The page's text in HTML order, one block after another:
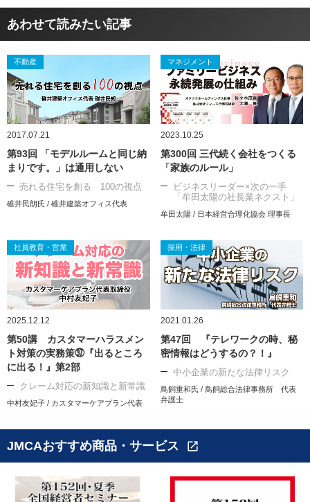
あわせて読みたい記事
不動産
2017.07.21
第93回 「モデルルームと同じ納
まりです。」は通用しない
売れる住宅を創る 100の視点
碓井民朗氏 / 碓井建築オフィス代表
マネジメント
2023.10.25
第300回 三代続く会社をつくる
「家族のルール」
ビジネスリーダー×次の一手
「牟田太陽の社長業ネクスト」
牟田太陽 / 日本経営合理化協会 理事長
社員教育・営業
2025.12.12
第50講 カスタマーハラスメン
ト対策の実務策㊲『出るところ
に出る！』第2部
クレーム対応の新知識と新常識
中村友妃子 / カスタマーケアプラン代表
採用・法律
2021.01.26
第47回 『テレワークの時、秘
密情報はどうするの？！』
中小企業の新たな法律リスク
鳥飼重和氏 / 鳥飼総合法律事務所 代表
弁護士
JMCAおすすめ商品・サービス open_in_new